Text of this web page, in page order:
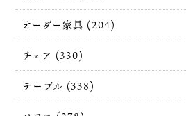
オーダー家具 (204)
チェア (330)
テーブル (338)